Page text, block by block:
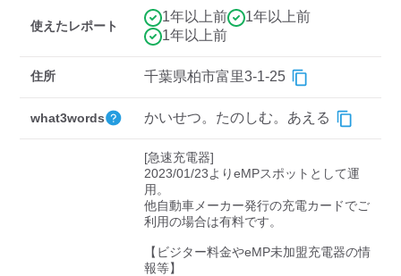
使えたレポート
1年以上前
1年以上前
1年以上前
住所 千葉県柏市富里3-1-25
what3words かいせつ。たのしむ。あえる
[急速充電器]
2023/01/23よりeMPスポットとして運
用。
他自動車メーカー発行の充電カードでご
利用の場合は有料です。
【ビジター料金やeMP未加盟充電器の情
報等】